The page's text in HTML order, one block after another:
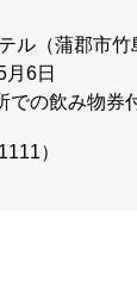
ル（蒲郡市竹
6日
での飲み物券
）